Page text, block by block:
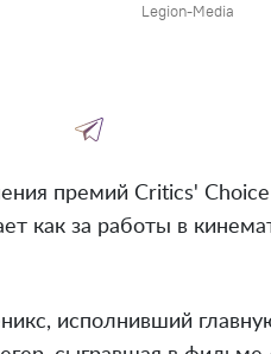
Legion-Media
премий Critics'
как за работы в
исполнивший